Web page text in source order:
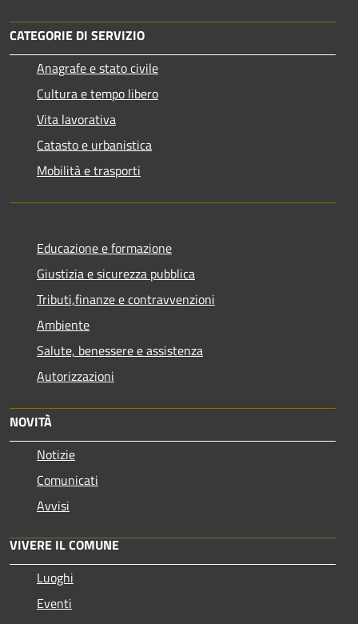
CATEGORIE DI SERVIZIO
Anagrafe e stato civile
Cultura e tempo libero
Vita lavorativa
Catasto e urbanistica
Mobilità e trasporti
Educazione e formazione
Giustizia e sicurezza pubblica
Tributi,finanze e contravvenzioni
Ambiente
Salute, benessere e assistenza
Autorizzazioni
NOVITÀ
Notizie
Comunicati
Avvisi
VIVERE IL COMUNE
Luoghi
Eventi